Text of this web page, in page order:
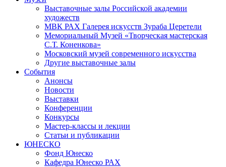
Выставочные залы Российской академии
художеств
МВК РАХ Галерея искусств Зураба Церетели
Мемориальный Музей «Творческая мастерская
С.Т. Коненкова»
Московский музей современного искусства
Другие выставочные залы
События
Анонсы
Новости
Выставки
Конференции
Конкурсы
Мастер-классы и лекции
Статьи и публикации
ЮНЕСКО
Фонд Юнеско
Кафедра Юнеско РАХ